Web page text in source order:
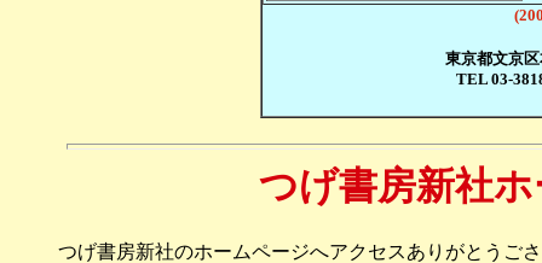
東京都文京
TEL 03-
つげ書房新社
つげ書房新社のホームページへアクセスありがとうご